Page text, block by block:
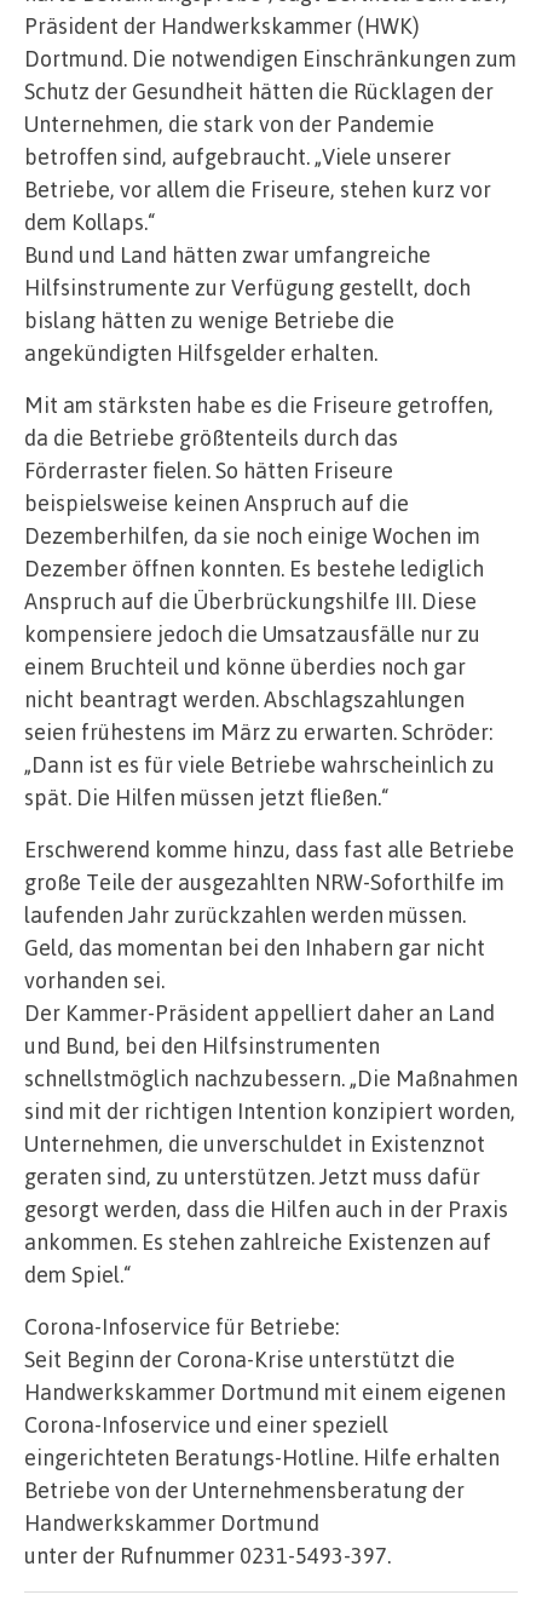
Präsident der Handwerkskammer (HWK)
Dortmund. Die notwendigen Einschränkungen zum
Schutz der Gesundheit hätten die Rücklagen der
Unternehmen, die stark von der Pandemie
betroffen sind, aufgebraucht. „Viele unserer
Betriebe, vor allem die Friseure, stehen kurz vor
dem Kollaps.“
Bund und Land hätten zwar umfangreiche
Hilfsinstrumente zur Verfügung gestellt, doch
bislang hätten zu wenige Betriebe die
angekündigten Hilfsgelder erhalten.
Mit am stärksten habe es die Friseure getroffen,
da die Betriebe größtenteils durch das
Förderraster fielen. So hätten Friseure
beispielsweise keinen Anspruch auf die
Dezemberhilfen, da sie noch einige Wochen im
Dezember öffnen konnten. Es bestehe lediglich
Anspruch auf die Überbrückungshilfe III. Diese
kompensiere jedoch die Umsatzausfälle nur zu
einem Bruchteil und könne überdies noch gar
nicht beantragt werden. Abschlagszahlungen
seien frühestens im März zu erwarten. Schröder:
„Dann ist es für viele Betriebe wahrscheinlich zu
spät. Die Hilfen müssen jetzt fließen.“
Erschwerend komme hinzu, dass fast alle Betriebe
große Teile der ausgezahlten NRW-Soforthilfe im
laufenden Jahr zurückzahlen werden müssen.
Geld, das momentan bei den Inhabern gar nicht
vorhanden sei.
Der Kammer-Präsident appelliert daher an Land
und Bund, bei den Hilfsinstrumenten
schnellstmöglich nachzubessern. „Die Maßnahmen
sind mit der richtigen Intention konzipiert worden,
Unternehmen, die unverschuldet in Existenznot
geraten sind, zu unterstützen. Jetzt muss dafür
gesorgt werden, dass die Hilfen auch in der Praxis
ankommen. Es stehen zahlreiche Existenzen auf
dem Spiel.“
Corona-Infoservice für Betriebe:
Seit Beginn der Corona-Krise unterstützt die
Handwerkskammer Dortmund mit einem eigenen
Corona-Infoservice und einer speziell
eingerichteten Beratungs-Hotline. Hilfe erhalten
Betriebe von der Unternehmensberatung der
Handwerkskammer Dortmund
unter der Rufnummer 0231-5493-397.